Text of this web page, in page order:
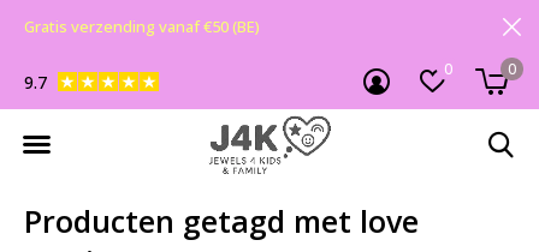
0 0
9.7
Gratis verzending vanaf €50 (BE)
Producten getagd met love